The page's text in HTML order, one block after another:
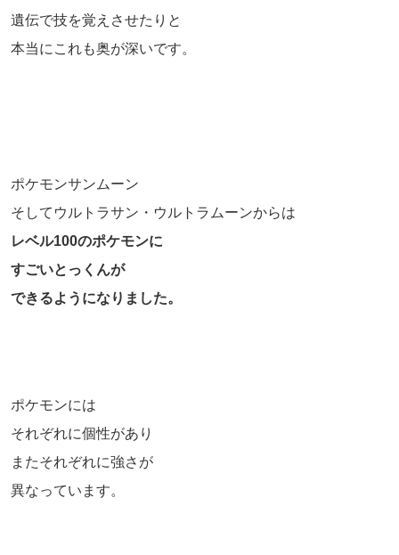
遺伝で技を覚えさせたりと
本当にこれも奥が深いです。
ポケモンサンムーン
そしてウルトラサン・ウルトラムーンからは
レベル100のポケモンに
すごいとっくんが
できるようになりました。
ポケモンには
それぞれに個性があり
またそれぞれに強さが
異なっています。